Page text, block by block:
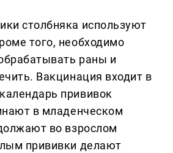
столбняка используют
того, необходимо
раны и
Вакцинация входит в
прививок
в младенческом
во взрослом
прививки делают